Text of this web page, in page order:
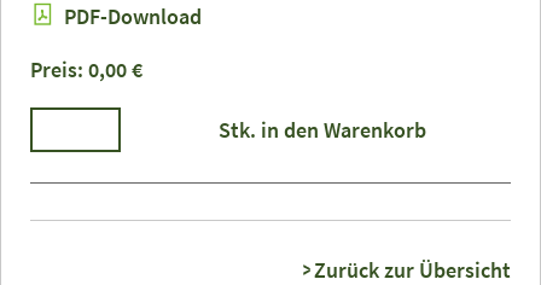
PDF-Download
Preis: 0,00 €
Zurück zur Übersicht